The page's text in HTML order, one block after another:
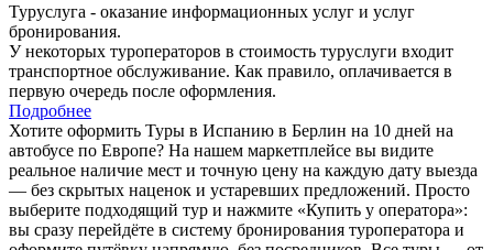
Туруслуга - оказание информационных услуг и услуг
бронирования.
У некоторых туроператоров в стоимость туруслуги входит
транспортное обслуживание. Как правило, оплачивается в
первую очередь после оформления.
Подробнее
Хотите оформить Туры в Испанию в Берлин на 10 дней на
автобусе по Европе? На нашем маркетплейсе вы видите
реальное наличие мест и точную цену на каждую дату выезда
— без скрытых наценок и устаревших предложений. Просто
выберите подходящий тур и нажмите «Купить у оператора»:
вы сразу перейдёте в систему бронирования туроператора и